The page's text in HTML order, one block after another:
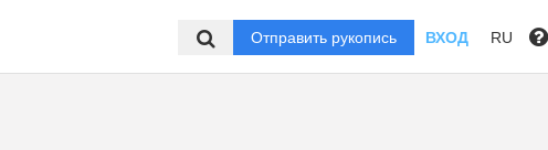
Отправить рукопись ВХОД RU